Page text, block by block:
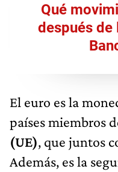
Qué
después de
El euro es la
países miembros
(UE), que juntos
Además, es la